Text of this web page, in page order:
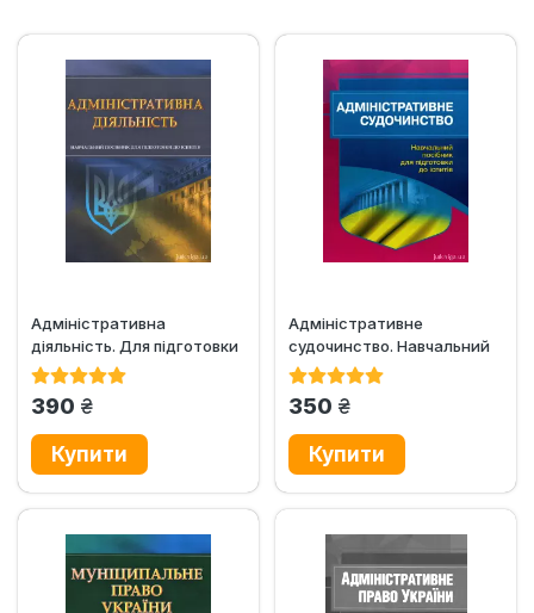
Адміністративна
діяльність. Для підготовки
до іспитів. Навчальний
390 грн.
Адміністративне
судочинство. Навчальний
посібник для підготовки до
350 грн.